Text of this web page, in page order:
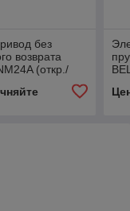
без
возврата
(откр./
24В